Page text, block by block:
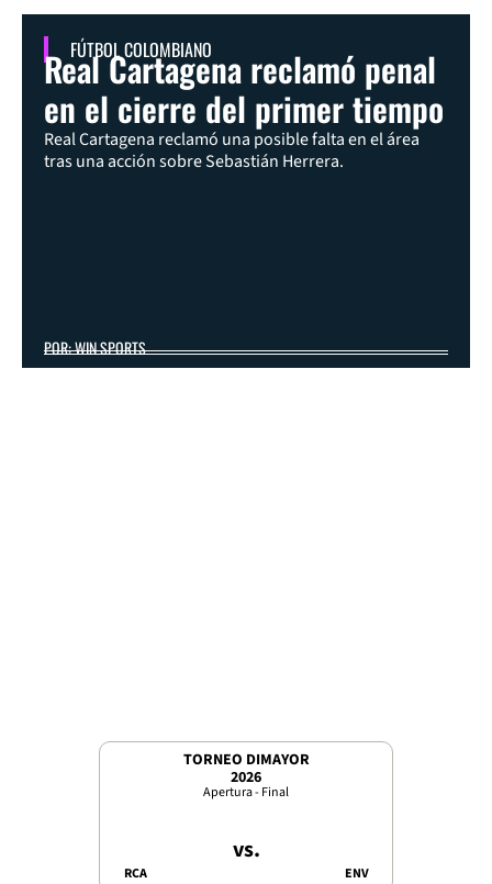
FÚTBOL COLOMBIANO
Real Cartagena reclamó penal
en el cierre del primer tiempo
Real Cartagena reclamó una posible falta en el área
tras una acción sobre Sebastián Herrera.
POR: WIN SPORTS
TORNEO DIMAYOR
2026
Apertura - Final
RCA
vs.
ENV